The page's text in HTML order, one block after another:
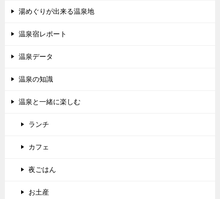
湯めぐりが出来る温泉地
温泉宿レポート
温泉データ
温泉の知識
温泉と一緒に楽しむ
ランチ
カフェ
夜ごはん
お土産